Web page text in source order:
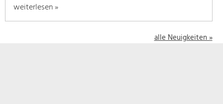
schon
weiterlesen »
alle Neuigkeiten »